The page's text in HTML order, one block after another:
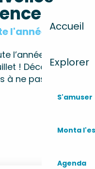
Accueil
Explorer
S'amuser
Monta
Agenda
l'année
l’année, en
! Découvrez notre
à ne pas rater !